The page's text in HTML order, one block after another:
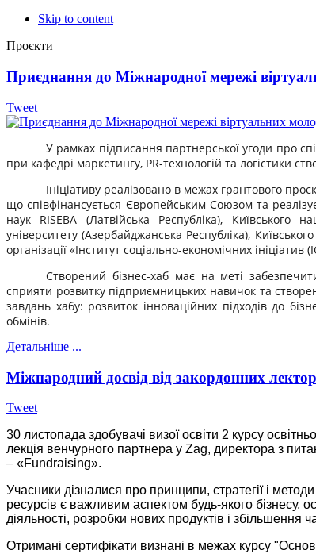
Skip to content
Проєкти
Приєднання до Міжнародної мережі
Tweet
У рамках підписання партнерської угоди про
при кафедрі маркетингу, PR-технологій та логістики
Ініціативу реалізовано в межах грантового
що співфінансується Європейським Союзом та
наук RISEBA (Латвійська Республіка), Київського
університету (Азербайджанська Республіка),
організації «Інститут соціально-економічних
Створений бізнес-хаб має на меті
сприяти розвитку підприємницьких навичок та
завдань хабу: розвиток інноваційних підходів до
обмінів.
Детальніше ...
Міжнародний досвід від закордонних
Tweet
30 листопада здобувачі визої освіти 2 курсу
лекція венчурного партнера у Zag, директора з
– «Fundraising».
Учасники дізналися про принципи, стратегії і
ресурсів є важливим аспектом будь-якого бізнесу,
діяльності, розробки нових продуктів і збільшення
Отримані сертифікати визнані в межах курсу